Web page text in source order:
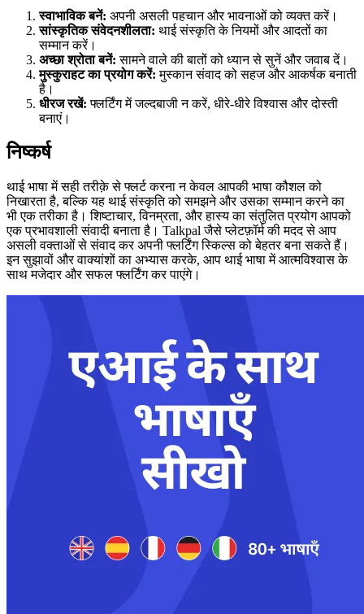
स्वाभाविक बनें: अपनी असली पहचान और भावनाओं को व्यक्त करें।
सांस्कृतिक संवेदनशीलता: थाई संस्कृति के नियमों और आदतों का
सम्मान करें।
अच्छा श्रोता बनें: सामने वाले की बातों को ध्यान से सुनें और जवाब दें।
मुस्कुराहट का प्रयोग करें: मुस्कान संवाद को सहज और आकर्षक बनाती
है।
धीरज रखें: फ्लर्टिंग में जल्दबाजी न करें, धीरे-धीरे विश्वास और दोस्ती
बनाएं।
निष्कर्ष
थाई भाषा में सही तरीक़े से फ्लर्ट करना न केवल आपकी भाषा कौशल को
निखारता है, बल्कि यह थाई संस्कृति को समझने और उसका सम्मान करने का
भी एक तरीका है। शिष्टाचार, विनम्रता, और हास्य का संतुलित प्रयोग आपको
एक प्रभावशाली संवादी बनाता है। Talkpal जैसे प्लेटफ़ॉर्म की मदद से आप
असली वक्ताओं से संवाद कर अपनी फ्लर्टिंग स्किल्स को बेहतर बना सकते हैं।
इन सुझावों और वाक्यांशों का अभ्यास करके, आप थाई भाषा में आत्मविश्वास के
साथ मजेदार और सफल फ्लर्टिंग कर पाएंगे।